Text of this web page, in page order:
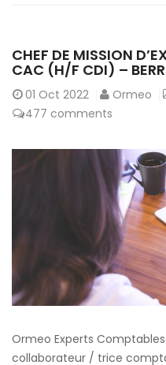
CHEF DE MISSION
CAC (H/F CDI) –
01 Oct 2022 Ormeo
477 comments
Ormeo Experts
collaborateur / trice